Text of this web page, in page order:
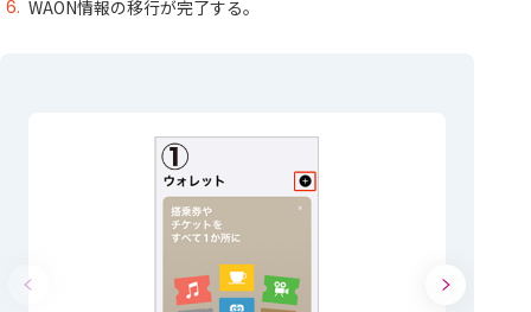
WAON情報の移行が完了する。